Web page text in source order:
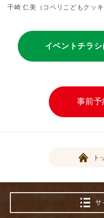
千崎 仁美（コペリこどもクッキ
イベントチラシ
事前予
ト
サ